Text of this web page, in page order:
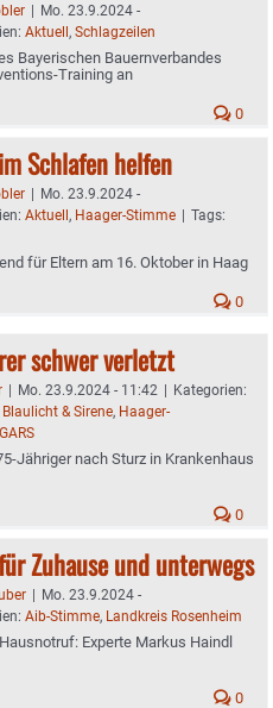
| Mo. 23.9.2024 -
Aktuell, Schlagzeilen
Bayerischen Bauernverbandes
Training an
0
Schlafen helfen
| Mo. 23.9.2024 -
Aktuell, Haager-Stimme | Tags:
für Eltern am 16. Oktober in Haag
0
schwer verletzt
| Mo. 23.9.2024 - 11:42 | Kategorien:
Blaulicht & Sirene, Haager-
GARS
Jähriger nach Sturz in Krankenhaus
0
Zuhause und unterwegs
| Mo. 23.9.2024 -
Aib-Stimme, Landkreis Rosenheim
Experte Markus Haindl
0